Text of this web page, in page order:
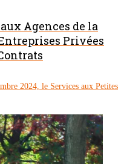
Agences de la
Privées
2024, le Services aux Petites